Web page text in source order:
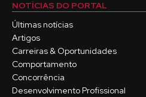
NOTÍCIAS DO PORTAL
Últimas notícias
Artigos
Carreiras & Oportunidades
Comportamento
Concorrência
Desenvolvimento Profissional